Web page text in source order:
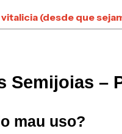
vitalicia (desde que
Semijoias –
mau uso?